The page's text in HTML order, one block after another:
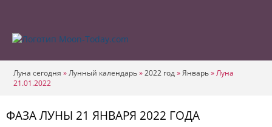
Луна сегодня »Лунный календарь»2022 год»Январь»Луна
21.01.2022
ФАЗА ЛУНЫ 21 ЯНВАРЯ 2022 ГОДА